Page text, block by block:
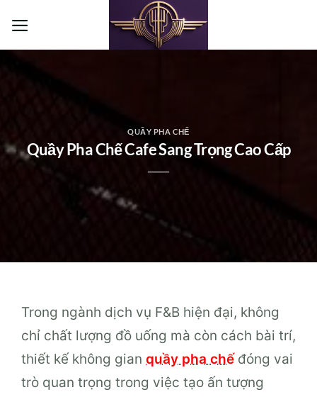
qua
QUẦY PHA CHẾ
Quầy Pha Chế Cafe Sang Trọng Cao Cấp
Trong ngành dịch vụ F&B hiện đại, không
chỉ chất lượng đồ uống mà còn cách bài trí,
thiết kế không gian quầy pha chếđóng vai
trò quan trọng trong việc tạo ấn tượng